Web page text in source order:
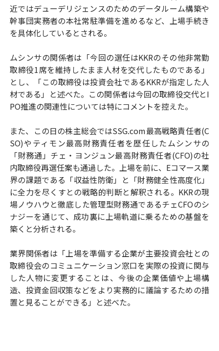
近ではデューデリジェンスのためのデータルーム構築や
幹事団実務者の本社常駐準備を進めるなど、上場手続き
を具体化しているとされる。
ムシンサの関係者は「今回の選任はKKRのその他非常勤
取締役1席を維持したまま人材を交代したものである」
とし、「この取締役は投資会社であるKKRが指定した人
材である」と述べた。この関係者は今回の取締役交代とI
PO推進の関連性については特にコメントを控えた。
また、この日の株主総会ではSSG.com最高戦略責任者(C
SO)やティモン最高財務責任者を歴任したムシンサの
「財務通」チェ・ヨンジュン最高財務責任者(CFO)の社
内取締役再選任案も通過した。上場を前に、Eコマース業
界の課題である「収益性防衛」と「財務健全性高度化」
に全力を尽くすとの戦略的判断と解釈される。KKRの現
場ノウハウと徹底した管理型財務通であるチェCFOのシ
ナジーを通じて、成功裏に上場軌道に乗るための基盤を
築くと分析される。
業界関係者は「上場を準備する企業が主要投資会社との
取締役会のコミュニケーション窓口を実際の投資に関与
した人物に変更することは、今後の企業価値や上場構
造、投資金回収策などをより実務的に議論するための措
置と見ることができる」と述べた。